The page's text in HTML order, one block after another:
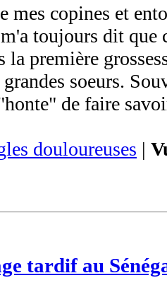
mes copines et
toujours dit que
la première
grandes soeurs.
de faire
douloureuses |
tardif au